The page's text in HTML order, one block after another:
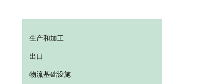
生产和加工
出口
物流基础设施